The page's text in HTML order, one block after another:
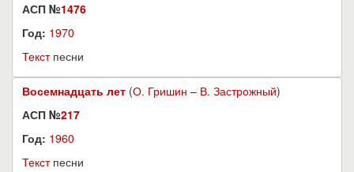
АСП №1476
Год: 1970
Текстпесни
Восемнадцать лет (О. Гришин – В. Застрожный)
АСП №217
Год: 1960
Текстпесни